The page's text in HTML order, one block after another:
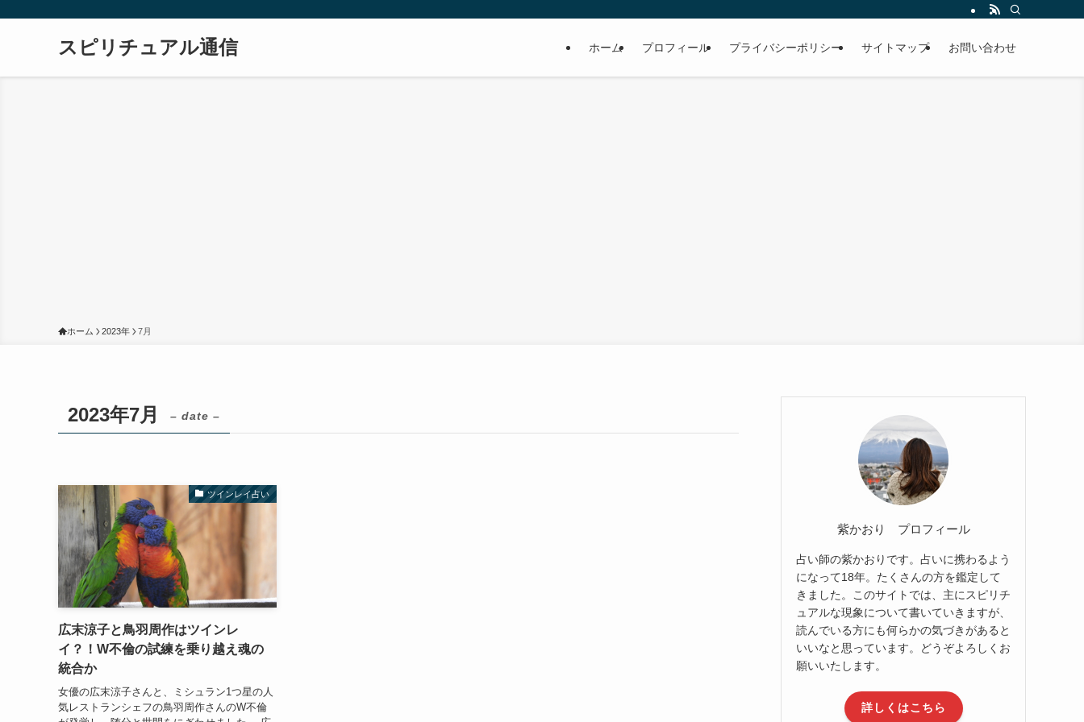
スピリチュアル通信 ホーム プロフィール プライバシーポリシー サイトマップ お問い合わせ
ホーム 2023年 7月
2023年7月 – date –
ツインレイ占い
広末涼子と鳥羽周作はツインレ
イ？！W不倫の試練を乗り越え魂の
統合か
女優の広末涼子さんと、ミシュラン1つ星の人
気レストランシェフの鳥羽周作さんのW不倫
紫かおり プロフィール
占い師の紫かおりです。占いに携わるよう
になって18年。たくさんの方を鑑定して
きました。このサイトでは、主にスピリチ
ュアルな現象について書いていきますが、
読んでいる方にも何らかの気づきがあると
いいなと思っています。どうぞよろしくお
願いいたします。
詳しくはこちら